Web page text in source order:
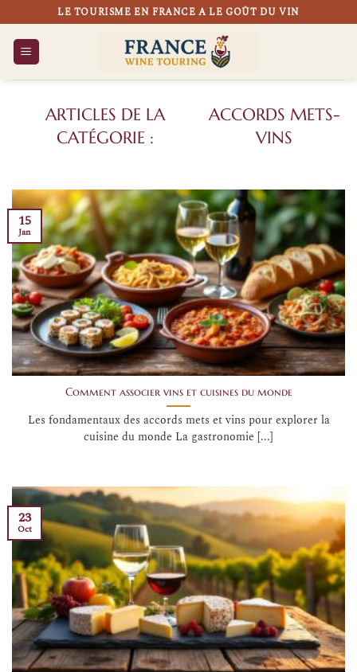
au
contenu
LE TOURISME EN FRANCE A LE GOÛT DU VIN
ACCORDS METS-
VINS
Comment associer vins et cuisines du monde
Les fondamentaux des accords mets et vins pour explorer la
cuisine du monde La gastronomie [...]
15
Jan
23
Oct